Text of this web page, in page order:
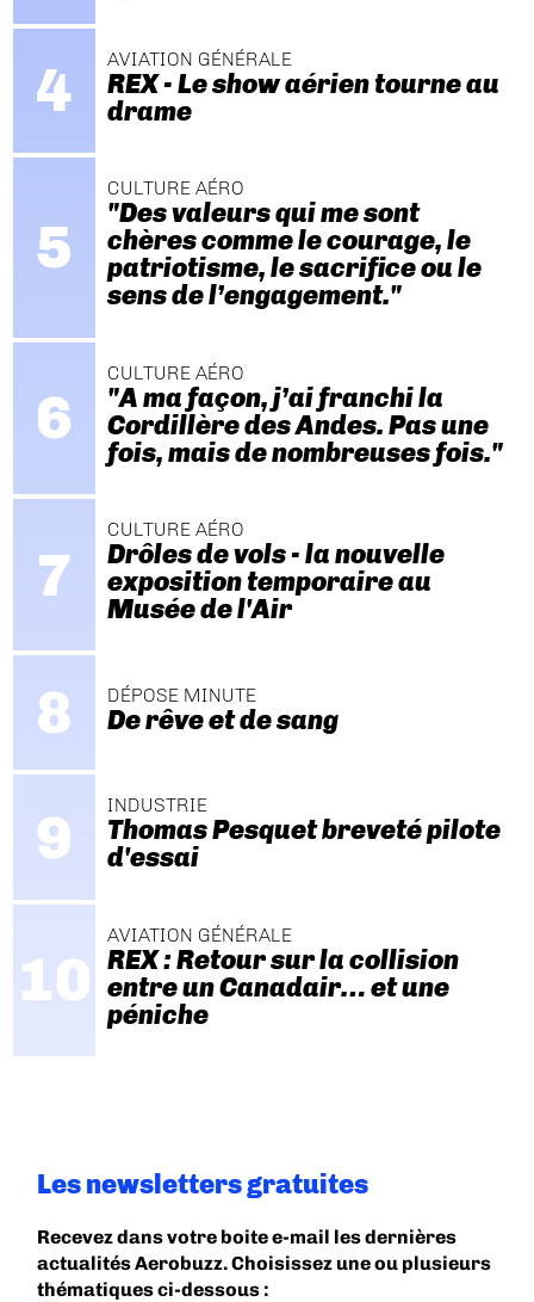
AVIATION GÉNÉRALE
REX - Le show aérien tourne au
drame
CULTURE AÉRO
"Des valeurs qui me sont
chères comme le courage, le
patriotisme, le sacrifice ou le
sens de l’engagement."
CULTURE AÉRO
"A ma façon, j’ai franchi la
Cordillère des Andes. Pas une
fois, mais de nombreuses fois."
CULTURE AÉRO
Drôles de vols - la nouvelle
exposition temporaire au
Musée de l'Air
DÉPOSE MINUTE
De rêve et de sang
INDUSTRIE
Thomas Pesquet breveté pilote
d'essai
AVIATION GÉNÉRALE
REX : Retour sur la collision
entre un Canadair… et une
péniche
Les newsletters gratuites
Recevez dans votre boite e-mail les dernières
actualités Aerobuzz. Choisissez une ou plusieurs
thématiques ci-dessous :